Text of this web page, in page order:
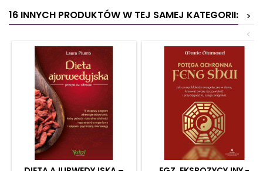
16 INNYCH PRODUKTÓW W TEJ SAMEJ KATEGORII:
>
<